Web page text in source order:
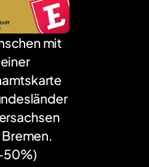
mit
einer
50%)